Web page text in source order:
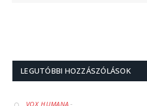
LEGUTÓBBI HOZZÁSZÓLÁSOK
VOX_HUMANA -